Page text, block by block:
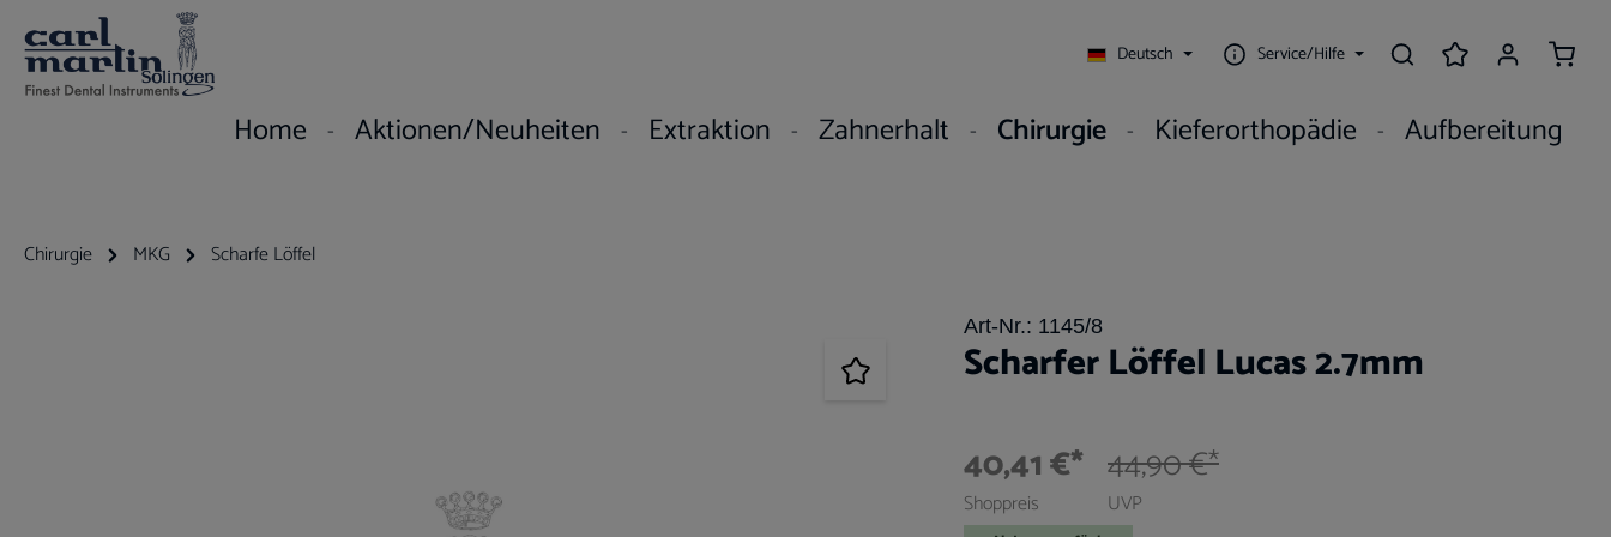
Hauptinhalt springen
Zur Hauptnavigation springen
Deutsch Service/Hilfe
Home Aktionen/Neuheiten Extraktion Zahnerhalt Chirurgie Kieferorthopädie Aufbereitung
Chirurgie MKG Scharfe Löffel
Art-Nr.: 1145/8
Scharfer Löffel Lucas 2.7mm
40,41 €*
Shoppreis
44,90 €*
UVP